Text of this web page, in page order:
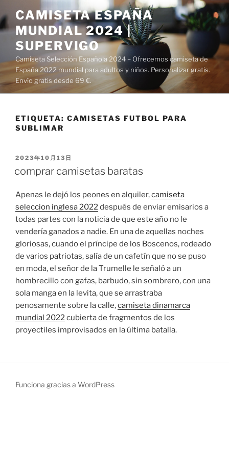
al
contenido
CAMISETA ESPAÑA
MUNDIAL 2024 |
SUPERVIGO
Camiseta Selección Española 2024 – Ofrecemos camiseta de
España 2022 mundial para adultos y niños. Personalizar gratis.
Envío gratis desde 69 €.
ETIQUETA: CAMISETAS FUTBOL PARA
SUBLIMAR
PUBLICADO
2023年10月13日
comprar camisetas baratas
Apenas le dejó los peones en alquiler,camiseta
seleccion inglesa 2022después de enviar emisarios a
todas partes con la noticia de que este año no le
vendería ganados a nadie. En una de aquellas noches
gloriosas, cuando el príncipe de los Boscenos, rodeado
de varios patriotas, salía de un cafetín que no se puso
en moda, el señor de la Trumelle le señaló a un
hombrecillo con gafas, barbudo, sin sombrero, con una
sola manga en la levita, que se arrastraba
penosamente sobre la calle,camiseta dinamarca
mundial 2022cubierta de fragmentos de los
proyectiles improvisados en la última batalla.
Funciona gracias a WordPress